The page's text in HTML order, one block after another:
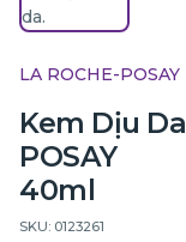
LA ROCHE-POSAY
Kem Dịu
POSAY
40ml
SKU: 0123261